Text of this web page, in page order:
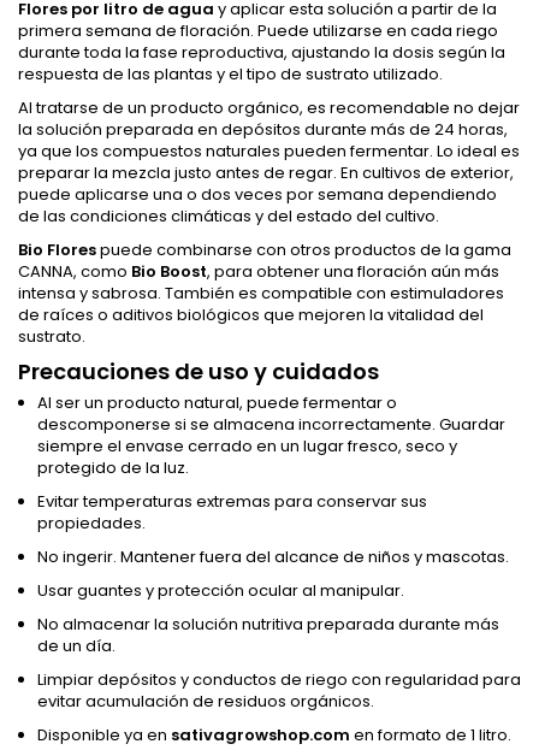
Flores por litro de agua y aplicar esta solución a partir de la
primera semana de floración. Puede utilizarse en cada riego
durante toda la fase reproductiva, ajustando la dosis según la
respuesta de las plantas y el tipo de sustrato utilizado.
Al tratarse de un producto orgánico, es recomendable no dejar
la solución preparada en depósitos durante más de 24 horas,
ya que los compuestos naturales pueden fermentar. Lo ideal es
preparar la mezcla justo antes de regar. En cultivos de exterior,
puede aplicarse una o dos veces por semana dependiendo
de las condiciones climáticas y del estado del cultivo.
Bio Florespuede combinarse con otros productos de la gama
CANNA, como Bio Boost, para obtener una floración aún más
intensa y sabrosa. También es compatible con estimuladores
de raíces o aditivos biológicos que mejoren la vitalidad del
sustrato.
Precauciones de uso y cuidados
Al ser un producto natural, puede fermentar o
descomponerse si se almacena incorrectamente. Guardar
siempre el envase cerrado en un lugar fresco, seco y
protegido de la luz.
Evitar temperaturas extremas para conservar sus
propiedades.
No ingerir. Mantener fuera del alcance de niños y mascotas.
Usar guantes y protección ocular al manipular.
No almacenar la solución nutritiva preparada durante más
de un día.
Limpiar depósitos y conductos de riego con regularidad para
evitar acumulación de residuos orgánicos.
Disponible ya en sativagrowshop.com en formato de 1 litro.